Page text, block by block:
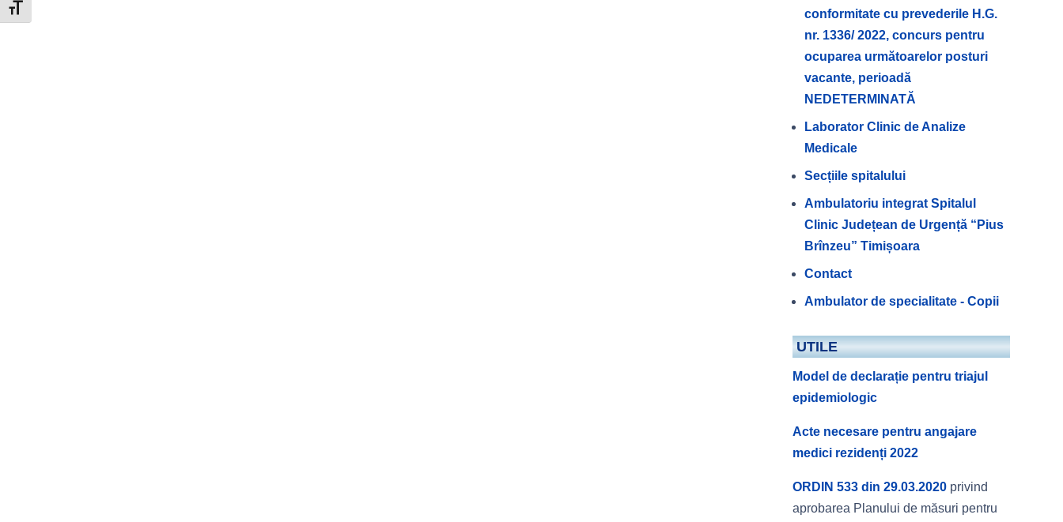
Toggle Font size
conformitate cu prevederile H.G.
nr. 1336/ 2022, concurs pentru
ocuparea următoarelor posturi
vacante, perioadă
NEDETERMINATĂ
Laborator Clinic de Analize
Medicale
Secțiile spitalului
Ambulatoriu integrat Spitalul
Clinic Județean de Urgență “Pius
Brînzeu” Timișoara
Contact
Ambulator de specialitate - Copii
UTILE
Model de declarație pentru triajul
epidemiologic
Acte necesare pentru angajare
medici rezidenți 2022
ORDIN 533 din 29.03.2020privind
aprobarea Planului de măsuri pentru